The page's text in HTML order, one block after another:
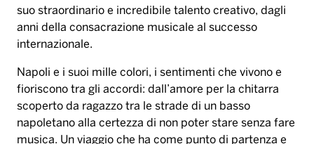
napoletano alla certezza di non poter stare senza fare
musica. Un viaggio che ha come punto di partenza e
di arrivo assoluti la musica. Il libro è l’omaggio di un
ripercorre i primi anni della carriera dell’artista, album
dopo album. E in mezzo la vita. Alessandro Daniele
racconta il musicista fiero della propria notorietà e al
tempo stesso timido di fronte all’immensa popolarità.